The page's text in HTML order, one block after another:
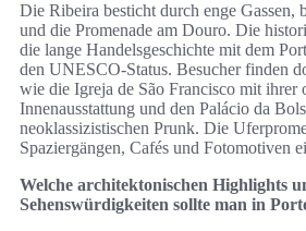
Die Ribeira besticht durch enge Gassen,
und die Promenade am Douro. Die
die lange Handelsgeschichte mit dem
den UNESCO‑Status. Besucher finden
wie die Igreja de São Francisco mit ihrer
Innenausstattung und den Palácio da
neoklassizistischen Prunk. Die
Spaziergängen, Cafés und Fotomotiven
Welche architektonischen Highlights
Sehenswürdigkeiten sollte man in